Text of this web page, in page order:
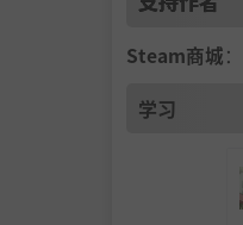
Steam商城：
学习